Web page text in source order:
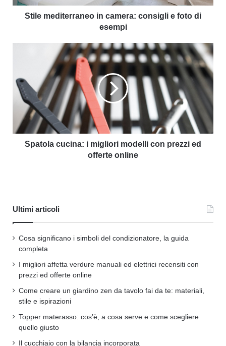
Stile mediterraneo in camera: consigli e foto di
esempi
Spatola cucina: i migliori modelli con prezzi ed
offerte online
Ultimi articoli
Cosa significano i simboli del condizionatore, la guida
completa
I migliori affetta verdure manuali ed elettrici recensiti con
prezzi ed offerte online
Come creare un giardino zen da tavolo fai da te: materiali,
stile e ispirazioni
Topper materasso: cos’è, a cosa serve e come scegliere
quello giusto
Il cucchiaio con la bilancia incorporata